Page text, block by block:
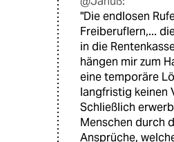
"Die endlosen
Freiberuflern,...
in die
hängen mir zum
eine temporäre
langfristig keinen
Schließlich
Menschen durch
Ansprüche,